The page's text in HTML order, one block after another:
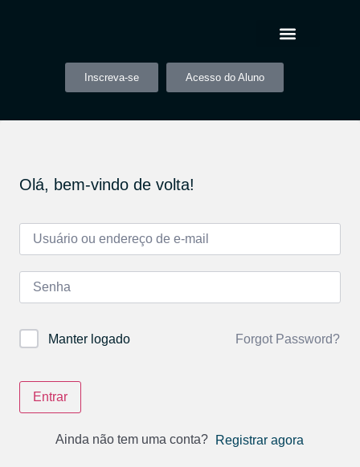
Inscreva-se Acesso do Aluno
Olá, bem-vindo de volta!
Manter logado Forgot Password?
Entrar
Ainda não tem uma conta? Registrar agora